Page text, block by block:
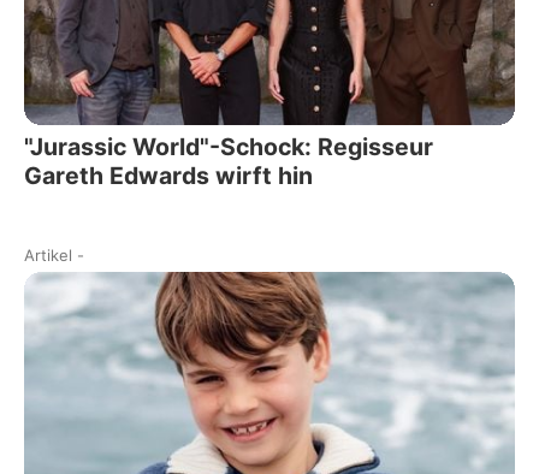
"Jurassic World"-Schock: Regisseur
Gareth Edwards wirft hin
Artikel -